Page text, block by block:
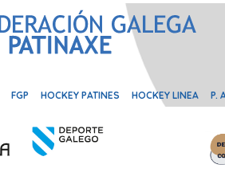
FGP HOCKEY PATINES HOCKEY LINEA P.